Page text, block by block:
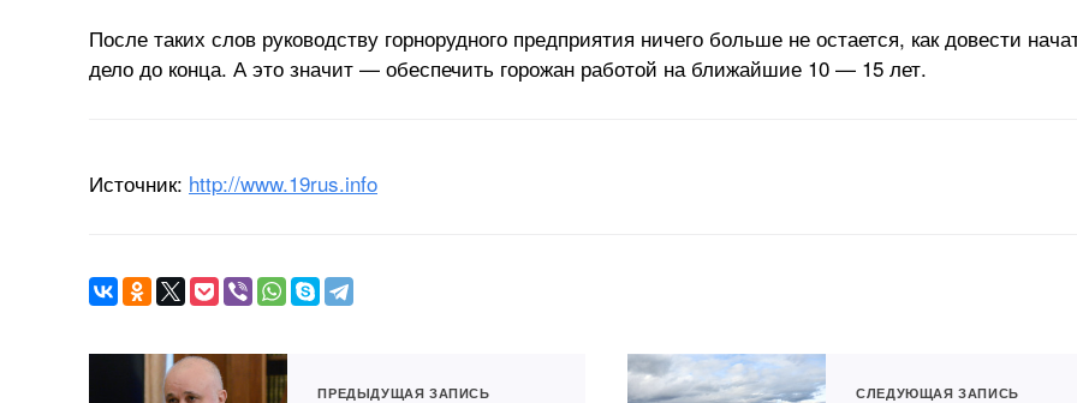
После таких слов руководству горнорудного предприятия ничего больше не остается, как довести
дело до конца. А это значит — обеспечить горожан работой на ближайшие 10 — 15 лет.
Источник: http://www.19rus.info
ПРЕДЫДУЩАЯ ЗАПИСЬ СЛЕДУЮЩАЯ ЗАПИСЬ